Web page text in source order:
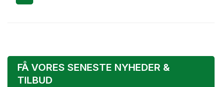
FÅ VORES SENESTE NYHEDER &
TILBUD